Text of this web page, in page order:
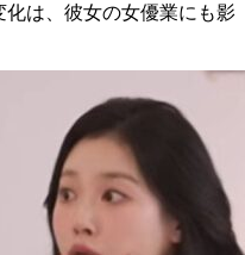
は、彼女の女優業にも影